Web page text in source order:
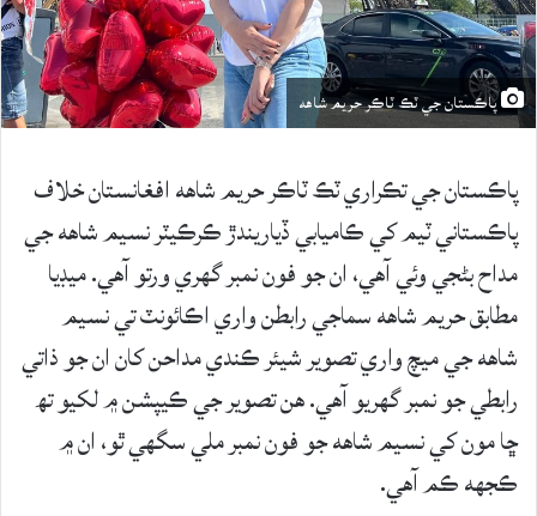
پاڪستان جي ٽڪ ٽاڪر حريم شاهه
پاڪستان جي تڪراري ٽڪ ٽاڪر حريم شاهه افغانستان خلاف
پاڪستاني ٽيم کي ڪاميابي ڏياريندڙ ڪرڪيٽر نسيم شاهه جي
مداح بڻجي وئي آهي، ان جو فون نمبر گهري ورتو آهي. ميڊيا
مطابق حريم شاهه سماجي رابطن واري اڪائونٽ تي نسيم
شاهه جي ميچ واري تصوير شيئر ڪندي مداحن کان ان جو ذاتي
رابطي جو نمبر گهريو آهي. هن تصوير جي ڪيپشن ۾ لکيو تھ
ڇا مون کي نسيم شاهه جو فون نمبر ملي سگهي ٿو، ان ۾
ڪجهه ڪم آهي.